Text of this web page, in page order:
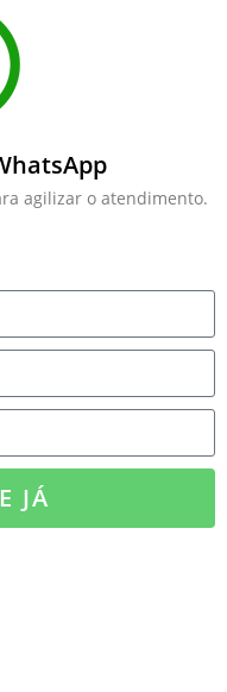
agilizar o atendimento.
JÁ